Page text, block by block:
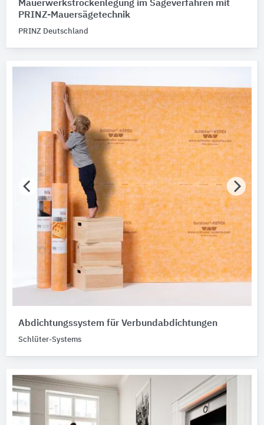
Mauerwerkstrockenlegung im Sägeverfahren mit
PRINZ-Mauersägetechnik
PRINZ Deutschland
Abdichtungssystem für Verbundabdichtungen
Schlüter-Systems